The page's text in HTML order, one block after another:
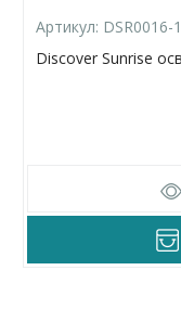
Артикул: DSR0016-
Discover Sunrise